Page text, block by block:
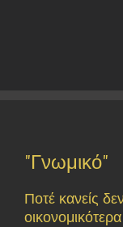
"Γνωμικό"
Ποτέ κανείς